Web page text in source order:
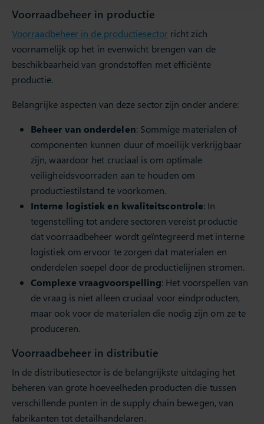
Voorraadbeheer in productie
Voorraadbeheer in de productiesectorricht zich
voornamelijk op het in evenwicht brengen van de
beschikbaarheid van grondstoffen met efficiënte
productie.
Belangrijke aspecten van deze sector zijn onder andere:
Beheer van onderdelen: Sommige materialen of
componenten kunnen duur of moeilijk verkrijgbaar
zijn, waardoor het cruciaal is om optimale
veiligheidsvoorraden aan te houden om
productiestilstand te voorkomen.
Interne logistiek en kwaliteitscontrole: In
tegenstelling tot andere sectoren vereist productie
dat voorraadbeheer wordt geïntegreerd met interne
logistiek om ervoor te zorgen dat materialen en
onderdelen soepel door de productielijnen stromen.
Complexe vraagvoorspelling: Het voorspellen van
de vraag is niet alleen cruciaal voor eindproducten,
maar ook voor de materialen die nodig zijn om ze te
produceren.
Voorraadbeheer in distributie
In de distributiesector is de belangrijkste uitdaging het
beheren van grote hoeveelheden producten die tussen
verschillende punten in de supply chain bewegen, van
fabrikanten tot detailhandelaren.